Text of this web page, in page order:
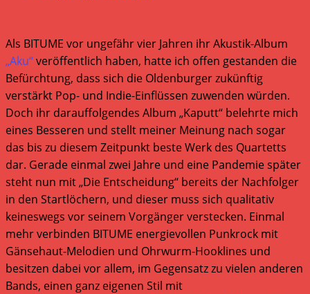
Als BITUME vor ungefähr vier Jahren ihr Akustik-Album
„Aku“veröffentlich haben, hatte ich offen gestanden die
Befürchtung, dass sich die Oldenburger zukünftig
verstärkt Pop- und Indie-Einflüssen zuwenden würden.
Doch ihr darauffolgendes Album „Kaputt“ belehrte mich
eines Besseren und stellt meiner Meinung nach sogar
das bis zu diesem Zeitpunkt beste Werk des Quartetts
dar. Gerade einmal zwei Jahre und eine Pandemie später
steht nun mit „Die Entscheidung“ bereits der Nachfolger
in den Startlöchern, und dieser muss sich qualitativ
keineswegs vor seinem Vorgänger verstecken. Einmal
mehr verbinden BITUME energievollen Punkrock mit
Gänsehaut-Melodien und Ohrwurm-Hooklines und
besitzen dabei vor allem, im Gegensatz zu vielen anderen
Bands, einen ganz eigenen Stil mit